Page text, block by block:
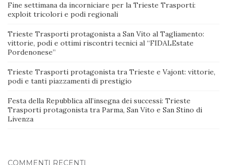
Fine settimana da incorniciare per la Trieste Trasporti:
exploit tricolori e podi regionali
Trieste Trasporti protagonista a San Vito al Tagliamento:
vittorie, podi e ottimi riscontri tecnici al “FIDALEstate
Pordenonese”
Trieste Trasporti protagonista tra Trieste e Vajont: vittorie,
podi e tanti piazzamenti di prestigio
Festa della Repubblica all’insegna dei successi: Trieste
Trasporti protagonista tra Parma, San Vito e San Stino di
Livenza
COMMENTI RECENTI